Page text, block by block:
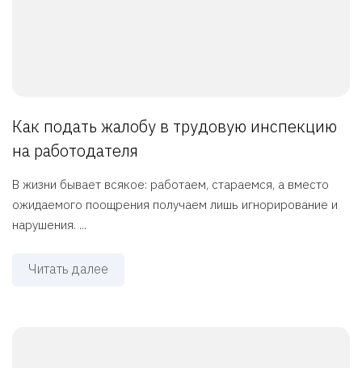
Как подать жалобу в трудовую инспекцию
на работодателя
В жизни бывает всякое: работаем, стараемся, а вместо
ожидаемого поощрения получаем лишь игнорирование и
нарушения. ...
Читать далее